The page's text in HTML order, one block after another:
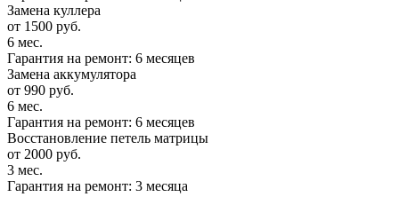
Замена куллера
от 1500 руб.
6 мес.
Гарантия на ремонт: 6 месяцев
Замена аккумулятора
от 990 руб.
6 мес.
Гарантия на ремонт: 6 месяцев
Восстановление петель матрицы
от 2000 руб.
3 мес.
Гарантия на ремонт: 3 месяца